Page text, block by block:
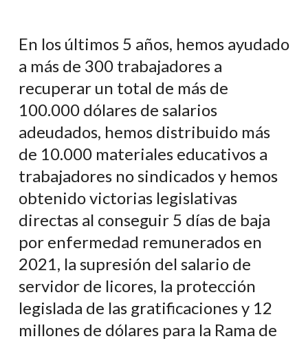
En los últimos 5 años, hemos ayudado
a más de 300 trabajadores a
recuperar un total de más de
100.000 dólares de salarios
adeudados, hemos distribuido más
de 10.000 materiales educativos a
trabajadores no sindicados y hemos
obtenido victorias legislativas
directas al conseguir 5 días de baja
por enfermedad remunerados en
2021, la supresión del salario de
servidor de licores, la protección
legislada de las gratificaciones y 12
millones de dólares para la Rama de